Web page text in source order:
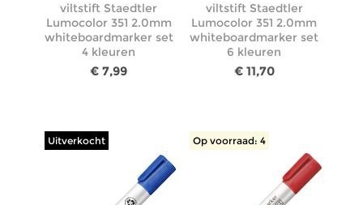
viltstift Staedtler
Lumocolor 351 2.0mm
whiteboardmarker set
4 kleuren
€ 7,99
viltstift Staedtler
Lumocolor 351 2.0mm
whiteboardmarker set
6 kleuren
€ 11,70
Uitverkocht Op voorraad: 4